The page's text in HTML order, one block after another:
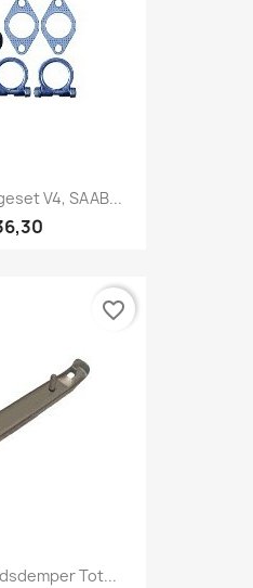
V4, SAAB...
Tot...
favorite_border